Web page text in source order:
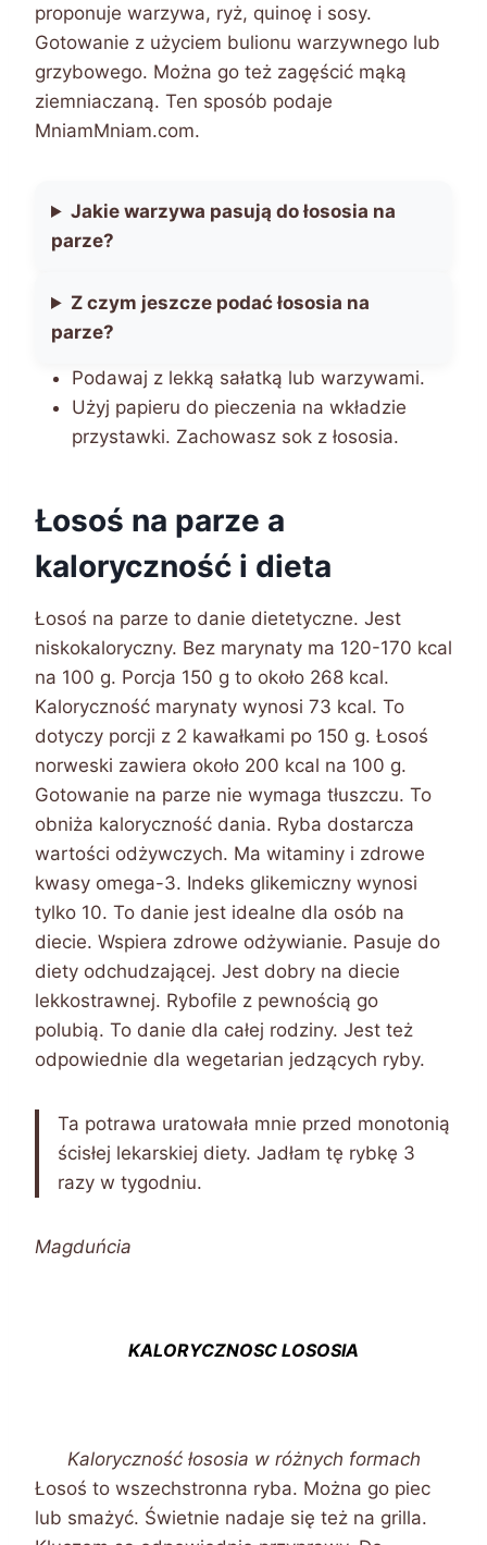
proponuje warzywa, ryż, quinoę i sosy.
Gotowanie z użyciem bulionu warzywnego lub
grzybowego. Można go też zagęścić mąką
ziemniaczaną. Ten sposób podaje
MniamMniam.com.
Jakie warzywa pasują do łososia na
parze?
Z czym jeszcze podać łososia na
parze?
Podawaj z lekką sałatką lub warzywami.
Użyj papieru do pieczenia na wkładzie
przystawki. Zachowasz sok z łososia.
Łosoś na parze a
kaloryczność i dieta
Łosoś na parze to danie dietetyczne. Jest
niskokaloryczny. Bez marynaty ma 120-170 kcal
na 100 g. Porcja 150 g to około 268 kcal.
Kaloryczność marynaty wynosi 73 kcal. To
dotyczy porcji z 2 kawałkami po 150 g. Łosoś
norweski zawiera około 200 kcal na 100 g.
Gotowanie na parze nie wymaga tłuszczu. To
obniża kaloryczność dania. Ryba dostarcza
wartości odżywczych. Ma witaminy i zdrowe
kwasy omega-3. Indeks glikemiczny wynosi
tylko 10. To danie jest idealne dla osób na
diecie. Wspiera zdrowe odżywianie. Pasuje do
diety odchudzającej. Jest dobry na diecie
lekkostrawnej. Rybofile z pewnością go
polubią. To danie dla całej rodziny. Jest też
odpowiednie dla wegetarian jedzących ryby.
Ta potrawa uratowała mnie przed monotonią
ścisłej lekarskiej diety. Jadłam tę rybkę 3
razy w tygodniu.
Magduńcia
KALORYCZNOSC LOSOSIA
Kaloryczność łososia w różnych formach
Łosoś to wszechstronna ryba. Można go piec
lub smażyć. Świetnie nadaje się też na grilla.